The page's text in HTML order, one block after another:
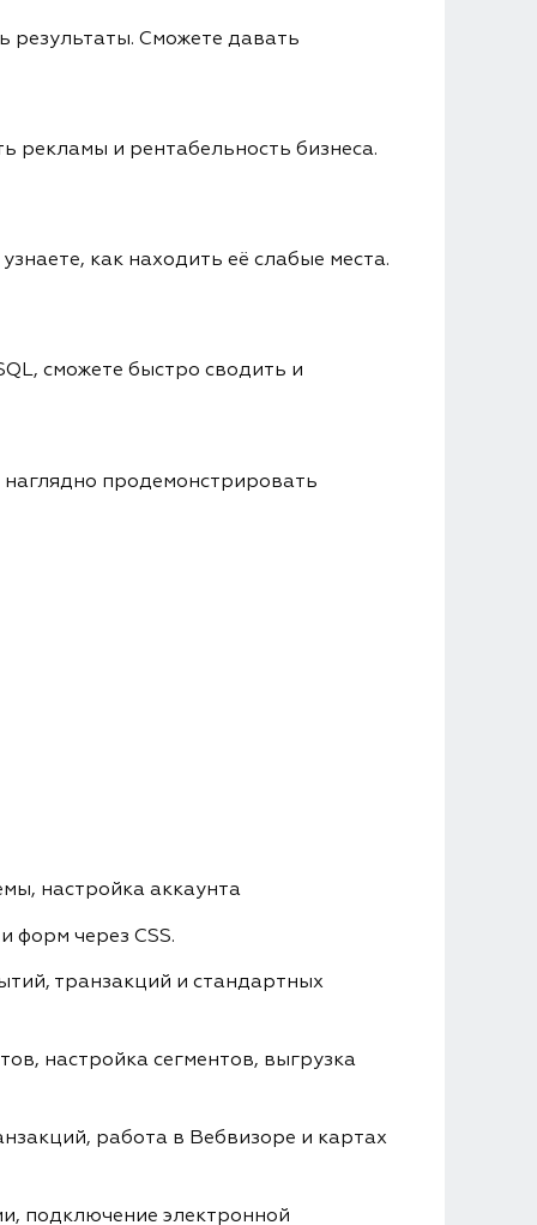
результаты. Сможете давать
рекламы и рентабельность бизнеса.
как находить её слабые места.
сможете быстро сводить и
продемонстрировать
настройка аккаунта
форм через CSS.
транзакций и стандартных
настройка сегментов, выгрузка
работа в Вебвизоре и картах
подключение электронной